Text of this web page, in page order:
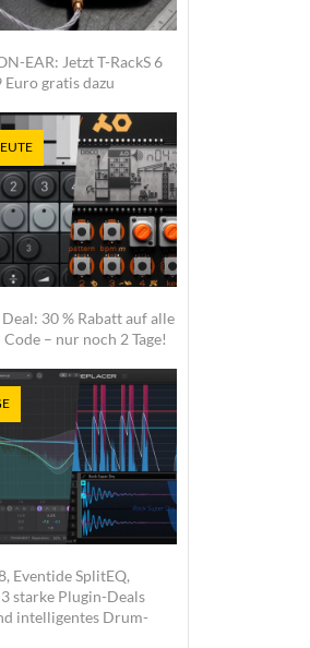
EAR: Jetzt T-RackS 6
gratis dazu
30 % Rabatt auf alle
– nur noch 2 Tage!
Eventide SplitEQ,
starke Plugin-Deals
intelligentes Drum-